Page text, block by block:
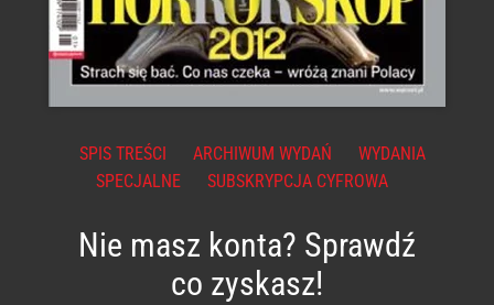
SPIS TREŚCI ARCHIWUM WYDAŃ
WYDANIA
SPECJALNE
SUBSKRYPCJA CYFROWA
Nie masz konta? Sprawdź
co zyskasz!